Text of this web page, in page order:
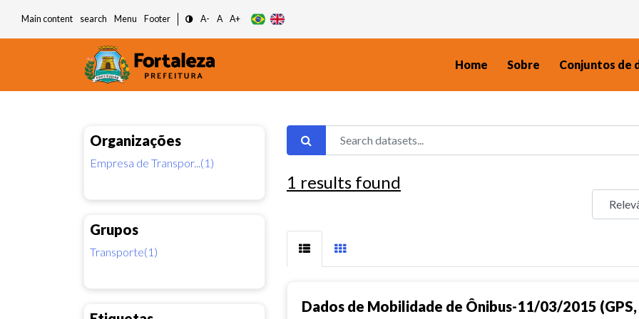
Main content search Menu Footer A- A A+
Home Sobre Conjuntos de
Organizações
Empresa de Transpor...(1)
Grupos
Transporte(1)
1 results found
Dados de Mobilidade de Ônibus-11/03/2015